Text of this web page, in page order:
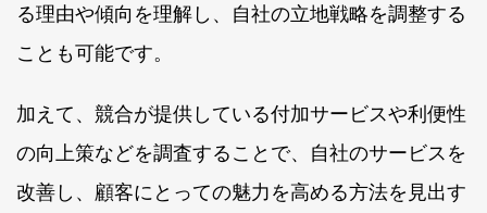
る理由や傾向を理解し、自社の立地戦略を調整する
ことも可能です。
加えて、競合が提供している付加サービスや利便性
の向上策などを調査することで、自社のサービスを
改善し、顧客にとっての魅力を高める方法を見出す